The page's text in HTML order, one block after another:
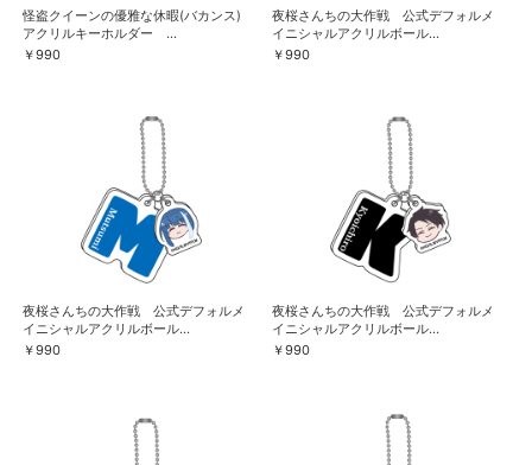
怪盗クイーンの優雅な休暇(バカンス)
アクリルキーホルダー ...
￥990
夜桜さんちの大作戦 公式デフォルメ
イニシャルアクリルボール...
￥990
夜桜さんちの大作戦 公式デフォルメ
イニシャルアクリルボール...
￥990
夜桜さんちの大作戦 公式デフォルメ
イニシャルアクリルボール...
￥990